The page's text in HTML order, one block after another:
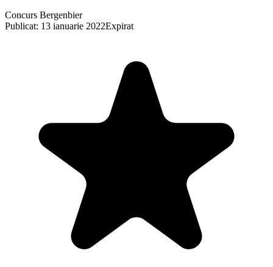
Concurs Bergenbier
Publicat: 13 ianuarie 2022Expirat